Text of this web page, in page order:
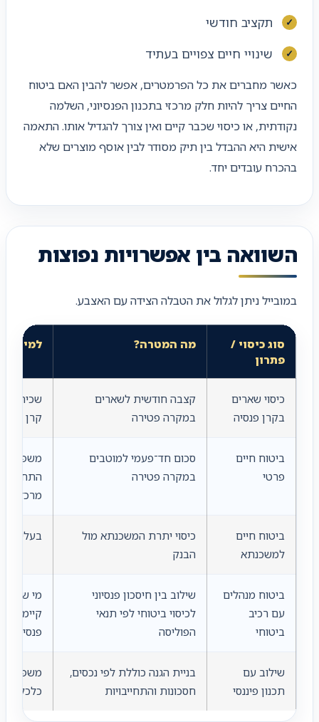
תקציב חודשי
שינויי חיים צפויים בעתיד
כאשר מחברים את כל הפרמטרים, אפשר להבין האם ביטוח
החיים צריך להיות חלק מרכזי בתכנון הפנסיוני, השלמה
נקודתית, או כיסוי שכבר קיים ואין צורך להגדיל אותו. התאמה
אישית היא ההבדל בין תיק מסודר לבין אוסף מוצרים שלא
בהכרח עובדים יחד.
השוואה בין אפשרויות נפוצות
במובייל ניתן לגלול את הטבלה הצידה עם האצבע.
סוג כיסוי /
פתרון
מה המטרה? למי
כיסוי שארים
בקרן פנסיה
קצבה חודשית לשארים
במקרה פטירה
שכירים
קרן
ביטוח חיים
פרטי
סכום חד־פעמי למוטבים
במקרה פטירה
משפחות,
מרכזיים
ביטוח חיים
למשכנתא
כיסוי יתרת המשכנתא מול
הבנק
בעלי
ביטוח מנהלים
עם רכיב
ביטוחי
שילוב בין חיסכון פנסיוני
לכיסוי ביטוחי לפי תנאי
הפוליסה
מי
קיימת
פנסיוני
שילוב עם
תכנון פיננסי
בניית הגנה כוללת לפי נכסים,
חסכונות והתחייבויות
משפחות
כלכלית